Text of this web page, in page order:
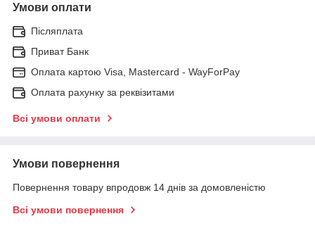
Умови оплати
Післяплата
Приват Банк
Оплата картою Visa, Mastercard - WayForPay
Оплата рахунку за реквізитами
Всі умови оплати
Умови повернення
Повернення товару впродовж 14 днів за домовленістю
Всі умови повернення